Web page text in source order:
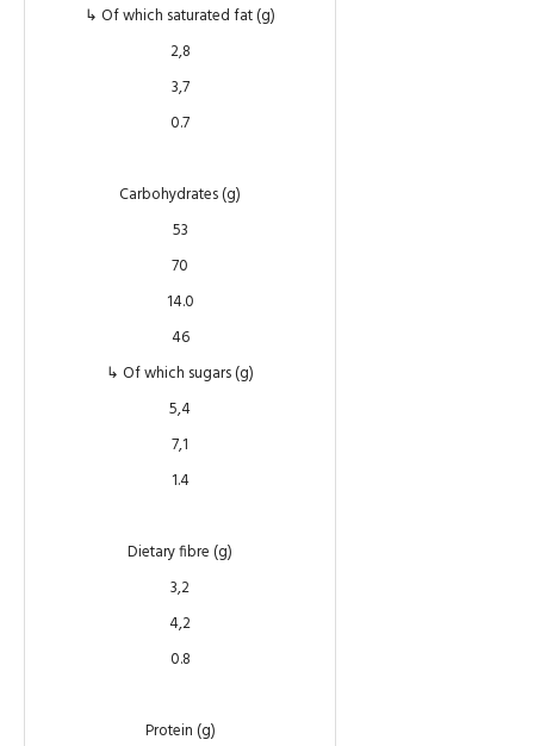
↳ Of which saturated fat (g)
2,8
3,7
0.7
Carbohydrates (g)
53
70
14.0
46
↳ Of which sugars (g)
5,4
7,1
1.4
Dietary fibre (g)
3,2
4,2
0.8
Protein (g)